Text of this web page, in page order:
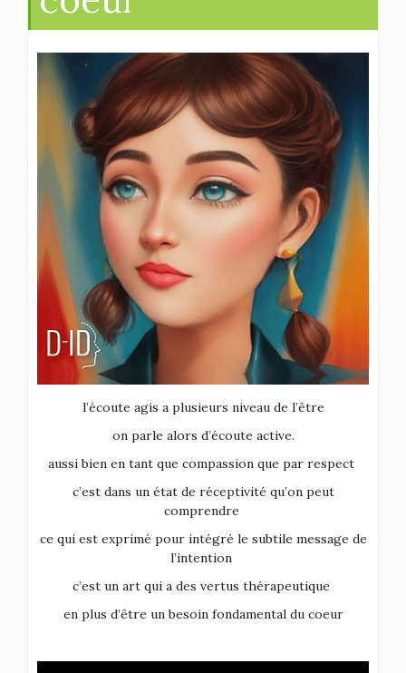
l’écoute agis a plusieurs niveau de l’être
on parle alors d’écoute active.
aussi bien en tant que compassion que par respect
c’est dans un état de réceptivité qu’on peut
comprendre
ce qui est exprimé pour intégré le subtile message de
l’intention
c’est un art qui a des vertus thérapeutique
en plus d’être un besoin fondamental du coeur